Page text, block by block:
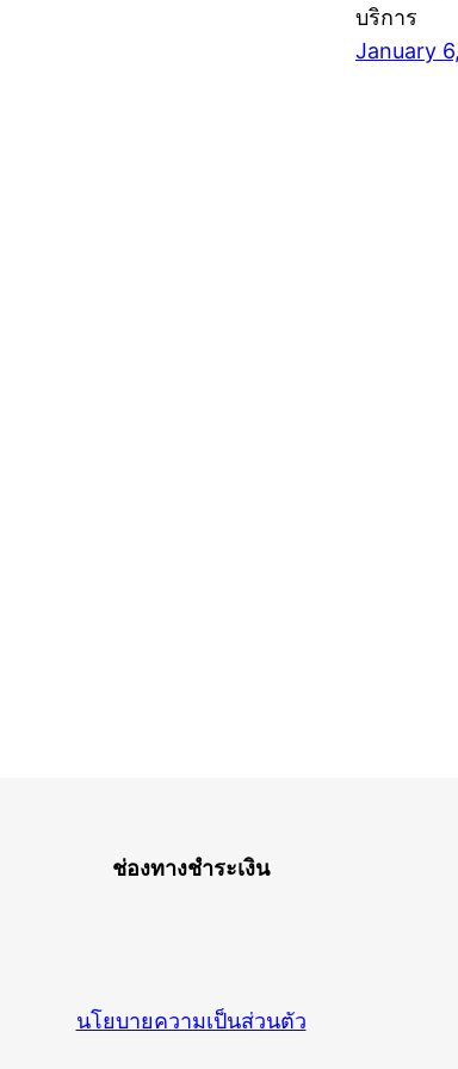
บริการ
January
ช่องทางชำระเงิน
นโยบายความเป็นส่วนตัว